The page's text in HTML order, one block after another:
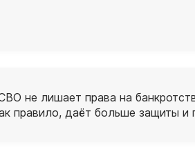
не лишает права на
правило, даёт больше защиты и